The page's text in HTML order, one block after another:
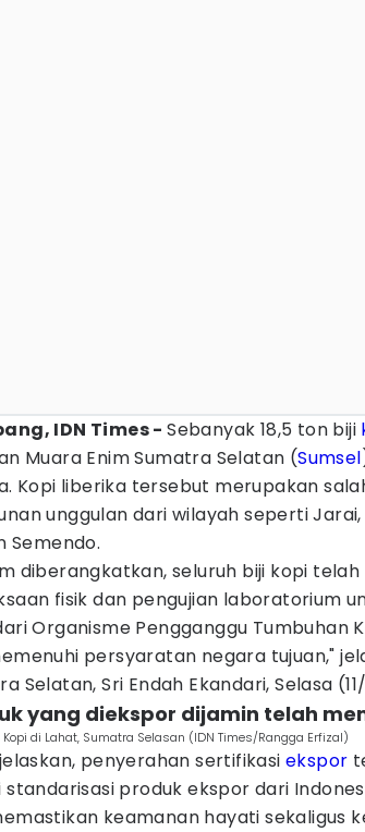
IDN Times -Sebanyak 18,5 ton biji
Muara Enim Sumatra Selatan (Sumsel
Kopi liberika tersebut merupakan
unggulan dari wilayah seperti Jarai,
Semendo.
diberangkatkan, seluruh biji kopi
fisik dan pengujian laboratorium
Organisme Pengganggu Tumbuhan
persyaratan negara tujuan,"
Selatan, Sri Endah Ekandari, Selasa
yang diekspor dijamin telah
Kopi di Lahat, Sumatra Selasan (IDN Times/Rangga Erfizal)
penyerahan sertifikasi ekspor
standarisasi produk ekspor dari
keamanan hayati sekaligus